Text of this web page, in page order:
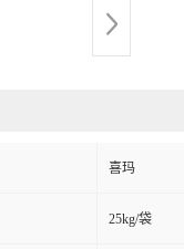
喜玛
25kg/袋